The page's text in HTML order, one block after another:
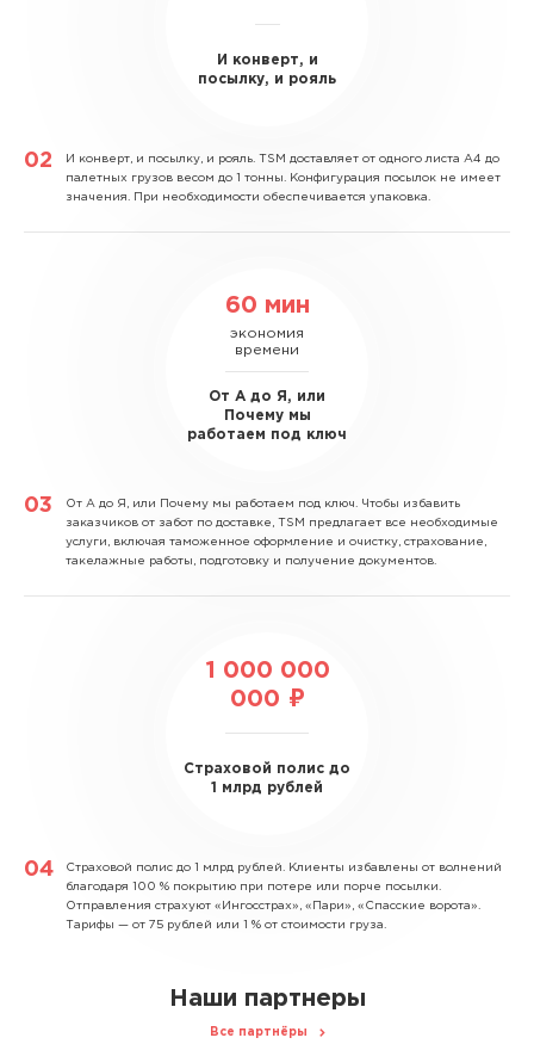
И конверт, и
посылку, и рояль
И конверт, и посылку, и рояль. TSM доставляет от одного листа А4 до
палетных грузов весом до 1 тонны. Конфигурация посылок не имеет
значения. При необходимости обеспечивается упаковка.
60 мин
экономия
времени
От А до Я, или
Почему мы
работаем под ключ
От А до Я, или Почему мы работаем под ключ. Чтобы избавить
заказчиков от забот по доставке, TSM предлагает все необходимые
услуги, включая таможенное оформление и очистку, страхование,
такелажные работы, подготовку и получение документов.
1 000 000
000 ₽
Страховой полис до
1 млрд рублей
Страховой полис до 1 млрд рублей. Клиенты избавлены от волнений
благодаря 100 % покрытию при потере или порче посылки.
Отправления страхуют «Ингосстрах», «Пари», «Спасские ворота».
Тарифы — от 75 рублей или 1 % от стоимости груза.
Наши партнеры
Все партнёры